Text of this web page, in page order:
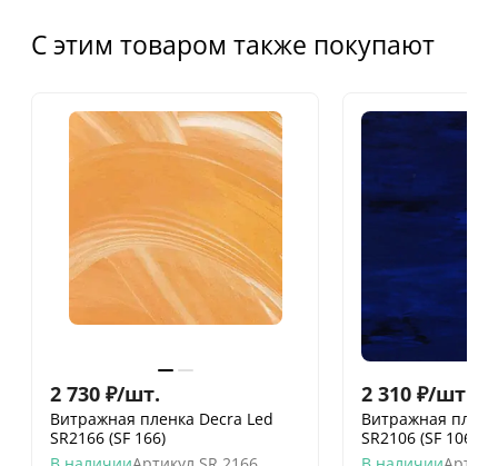
С этим товаром также покупают
2 730 ₽/шт.
Витражная пленка Decra Led
SR2166 (SF 166)
2 310 ₽/шт.
Витражная
SR2106 (SF 106)